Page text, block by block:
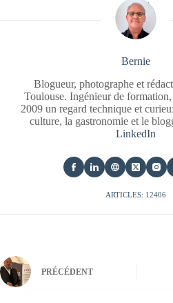
Bernie
Blogueur, photographe et
Toulouse. Ingénieur de
2009 un regard technique et
culture, la gastronomie et le
LinkedIn
ARTICLES: 12406
PRÉCÉDENT